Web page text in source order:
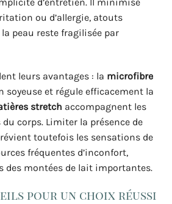
ou d’allergie, atouts
peau reste fragilisée par
leurs avantages : la microfibre
soyeuse et régule efficacement la
stretch accompagnent les
corps. Limiter la présence de
toutefois les sensations de
fréquentes d’inconfort,
des montées de lait importantes.
pour un choix réussi